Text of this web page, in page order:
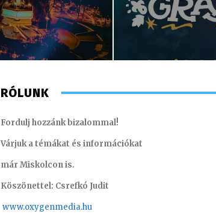
RÓLUNK
Fordulj hozzánk bizalommal!
Várjuk a témákat és információkat
már Miskolcon is.
Köszönettel: Csrefkó Judit
www.oxygenmedia.hu